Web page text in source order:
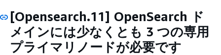
[Opensearch.11] OpenSearch ド
メインには少なくとも 3 つの専用
プライマリノードが必要です